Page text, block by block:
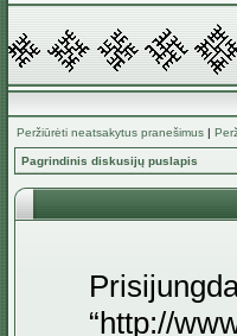
Peržiūrėti neatsakytus pranešimus |
Pagrindinis diskusijų puslapis
“http://